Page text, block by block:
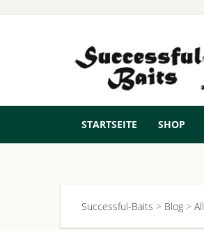
STARTSEITE SHOP
Successful-Baits > Blog >